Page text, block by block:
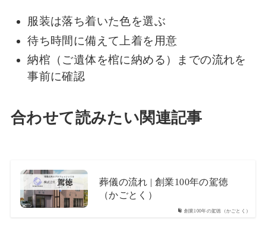
服装は落ち着いた色を選ぶ
待ち時間に備えて上着を用意
納棺（ご遺体を棺に納める）までの流れを
事前に確認
合わせて読みたい関連記事
創業100年の駕徳（かごとく）
葬儀の流れ | 創業100年の駕徳
（かごとく）